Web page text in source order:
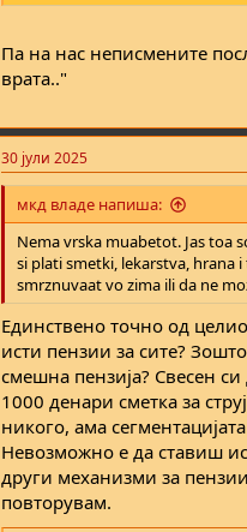
Па на нас неписмените
врата.."
30 јули 2025
мкд владе напиша:
Nema vrska muabetot. Jas toa
si plati smetki, lekarstva, hrana
smrznuvaat vo zima ili da ne
Единствено точно од
исти пензии за сите?
смешна пензија? Свесен си
1000 денари сметка за
никого, ама
Невозможно е да ставиш
други механизми за
повторувам.